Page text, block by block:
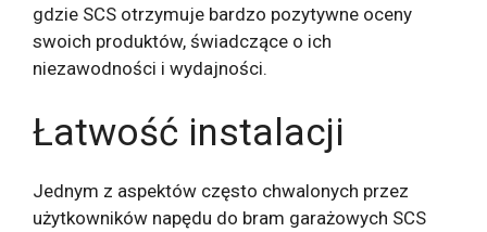
gdzie SCS otrzymuje bardzo pozytywne oceny
swoich produktów, świadczące o ich
niezawodności i wydajności.
Łatwość instalacji
Jednym z aspektów często chwalonych przez
użytkowników napędu do bram garażowych SCS